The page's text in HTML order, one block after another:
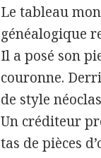
Le tableau
généalogique
Il a posé son
couronne.
de style
Un créditeur
tas de pièces